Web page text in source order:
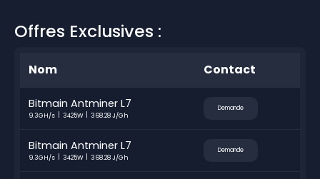
Offres Exclusives :
Nom Contact
Bitmain Antminer L7
9.3GH/s 3425W 368.28 J/Gh
Demande
Bitmain Antminer L7
9.3GH/s 3425W 368.28 J/Gh
Demande